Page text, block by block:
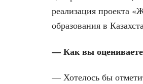
реализация проекта
образования в
— Как вы
— Хотелось бы